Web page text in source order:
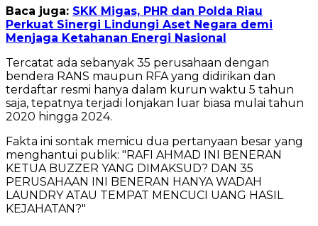
Baca juga: SKK Migas, PHR dan Polda Riau
Perkuat Sinergi Lindungi Aset Negara demi
Menjaga Ketahanan Energi Nasional
Tercatat ada sebanyak 35 perusahaan dengan
bendera RANS maupun RFA yang didirikan dan
terdaftar resmi hanya dalam kurun waktu 5 tahun
saja, tepatnya terjadi lonjakan luar biasa mulai tahun
2020 hingga 2024.
Fakta ini sontak memicu dua pertanyaan besar yang
menghantui publik: "RAFI AHMAD INI BENERAN
KETUA BUZZER YANG DIMAKSUD? DAN 35
PERUSAHAAN INI BENERAN HANYA WADAH
LAUNDRY ATAU TEMPAT MENCUCI UANG HASIL
KEJAHATAN?"